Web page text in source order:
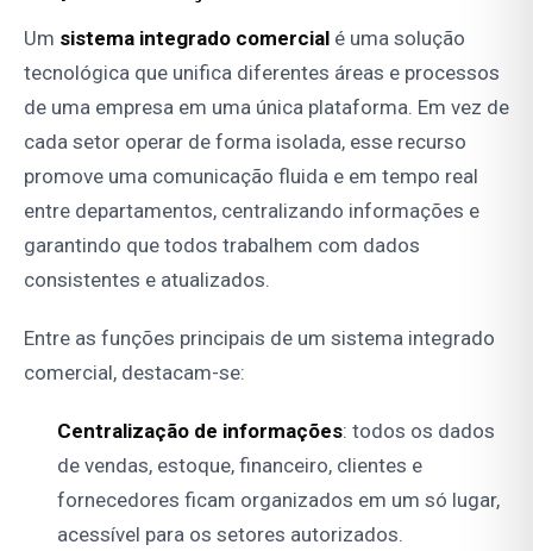
Um sistema integrado comercial é uma solução
tecnológica que unifica diferentes áreas e processos
de uma empresa em uma única plataforma. Em vez de
cada setor operar de forma isolada, esse recurso
promove uma comunicação fluida e em tempo real
entre departamentos, centralizando informações e
garantindo que todos trabalhem com dados
consistentes e atualizados.
Entre as funções principais de um sistema integrado
comercial, destacam-se:
Centralização de informações: todos os dados
de vendas, estoque, financeiro, clientes e
fornecedores ficam organizados em um só lugar,
acessível para os setores autorizados.